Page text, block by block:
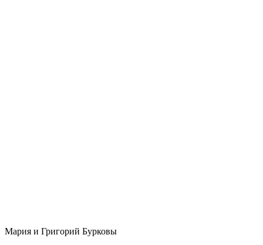
Мария и Григорий Бурковы